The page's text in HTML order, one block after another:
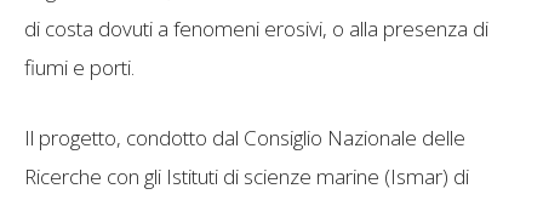
di costa dovuti a fenomeni erosivi, o alla presenza di
fiumi e porti.
Il progetto, condotto dal Consiglio Nazionale delle
Ricerche con gli Istituti di scienze marine (Ismar) di